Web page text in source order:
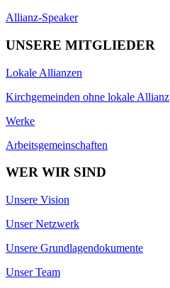
Allianz-Speaker
UNSERE MITGLIEDER
Lokale Allianzen
Kirchgemeinden ohne lokale Allianz
Werke
Arbeitsgemeinschaften
WER WIR SIND
Unsere Vision
Unser Netzwerk
Unsere Grundlagendokumente
Unser Team